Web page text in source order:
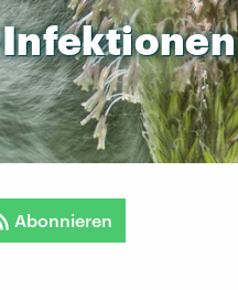
Abonnieren